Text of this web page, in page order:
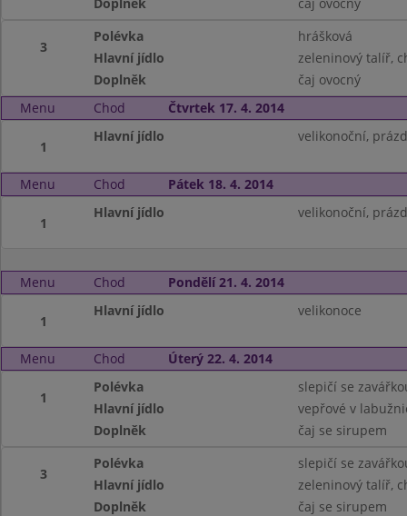
3
Polévka
hrášková
Hlavní jídlo
zeleninový talíř,
Doplněk
čaj ovocný
Menu
Chod Čtvrtek 17. 4. 2014
1
Hlavní jídlo velikonoční,
Menu Chod Pátek 18. 4. 2014
1
Hlavní jídlo velikonoční,
Menu Chod Pondělí 21. 4. 2014
1
Hlavní jídlo velikonoce
Menu Chod Úterý 22. 4. 2014
1
Polévka
slepičí se
Hlavní jídlo
vepřové v
Doplněk
čaj se sirupem
3
Polévka
slepičí se
Hlavní jídlo
zeleninový talíř,
Doplněk
čaj se sirupem